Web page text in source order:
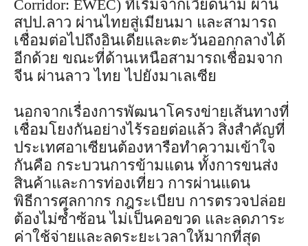
Corridor: EWEC) ที่เริ่มจากเวียดนาม ผ่าน
สปป.ลาว ผ่านไทยสู่เมียนมา และสามารถ
เชื่อมต่อไปถึงอินเดียและตะวันออกกลางได้
อีกด้วย ขณะที่ด้านเหนือสามารถเชื่อมจาก
จีน ผ่านลาว ไทย ไปยังมาเลเซีย
นอกจากเรื่องการพัฒนาโครงข่ายเส้นทางที่
เชื่อมโยงกันอย่างไร้รอยต่อแล้ว สิ่งสำคัญที่
ประเทศอาเซียนต้องหารือทำความเข้าใจ
กันคือ กระบวนการข้ามแดน ทั้งการขนส่ง
สินค้าและการท่องเที่ยว การผ่านแดน
พิธีการศุลกากร กฎระเบียบ การตรวจปล่อย
ต้องไม่ซ้ำซ้อน ไม่เป็นคอขวด และลดภาระ
ค่าใช้จ่ายและลดระยะเวลาให้มากที่สุด